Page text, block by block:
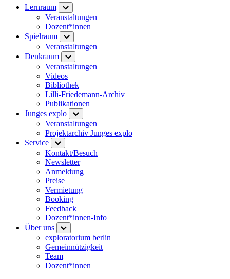
Lernraum
Veranstaltungen
Dozent*innen
Spielraum
Veranstaltungen
Denkraum
Veranstaltungen
Videos
Bibliothek
Lilli-Friedemann-Archiv
Publikationen
Junges explo
Veranstaltungen
Projektarchiv Junges explo
Service
Kontakt/Besuch
Newsletter
Anmeldung
Preise
Vermietung
Booking
Feedback
Dozent*innen-Info
Über uns
exploratorium berlin
Gemeinnützigkeit
Team
Dozent*innen